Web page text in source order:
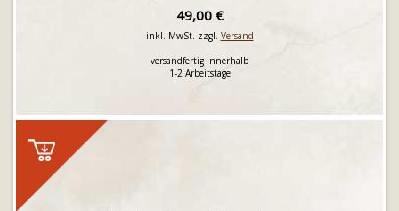
49,00 €
inkl. MwSt. zzgl. Versand
versandfertig innerhalb
1-2 Arbeitstage